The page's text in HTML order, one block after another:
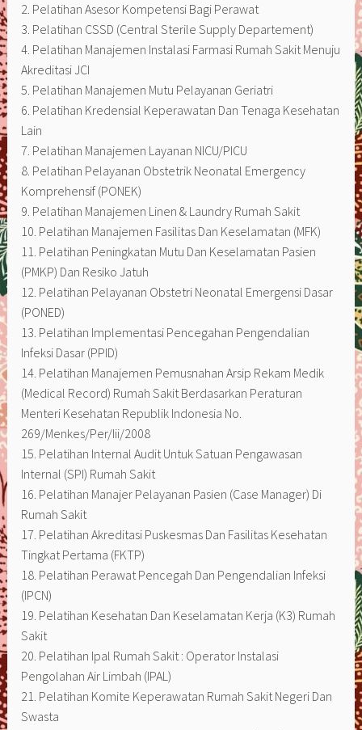
2. Pelatihan Asesor Kompetensi Bagi Perawat
3. Pelatihan CSSD (Central Sterile Supply Departement)
4. Pelatihan Manajemen Instalasi Farmasi Rumah Sakit Menuju
Akreditasi JCI
5. Pelatihan Manajemen Mutu Pelayanan Geriatri
6. Pelatihan Kredensial Keperawatan Dan Tenaga Kesehatan
Lain
7. Pelatihan Manajemen Layanan NICU/PICU
8. Pelatihan Pelayanan Obstetrik Neonatal Emergency
Komprehensif (PONEK)
9. Pelatihan Manajemen Linen & Laundry Rumah Sakit
10. Pelatihan Manajemen Fasilitas Dan Keselamatan (MFK)
11. Pelatihan Peningkatan Mutu Dan Keselamatan Pasien
(PMKP) Dan Resiko Jatuh
12. Pelatihan Pelayanan Obstetri Neonatal Emergensi Dasar
(PONED)
13. Pelatihan Implementasi Pencegahan Pengendalian
Infeksi Dasar (PPID)
14. Pelatihan Manajemen Pemusnahan Arsip Rekam Medik
(Medical Record) Rumah Sakit Berdasarkan Peraturan
Menteri Kesehatan Republik Indonesia No.
269/Menkes/Per/Iii/2008
15. Pelatihan Internal Audit Untuk Satuan Pengawasan
Internal (SPI) Rumah Sakit
16. Pelatihan Manajer Pelayanan Pasien (Case Manager) Di
Rumah Sakit
17. Pelatihan Akreditasi Puskesmas Dan Fasilitas Kesehatan
Tingkat Pertama (FKTP)
18. Pelatihan Perawat Pencegah Dan Pengendalian Infeksi
(IPCN)
19. Pelatihan Kesehatan Dan Keselamatan Kerja (K3) Rumah
Sakit
20. Pelatihan Ipal Rumah Sakit : Operator Instalasi
Pengolahan Air Limbah (IPAL)
21. Pelatihan Komite Keperawatan Rumah Sakit Negeri Dan
Swasta